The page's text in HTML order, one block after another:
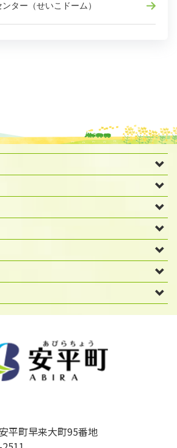
ター（せいこドーム）
平町早来大町95番地